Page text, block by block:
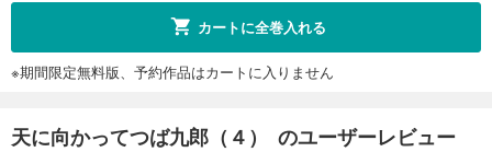
カートに全巻入れる
※期間限定無料版、予約作品はカートに入りません
天に向かってつば九郎（４） のユーザーレビュー